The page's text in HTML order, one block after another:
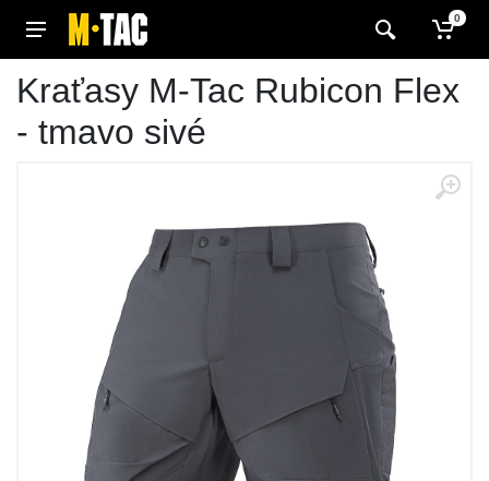
0
Kraťasy M-Tac Rubicon Flex
- tmavo sivé